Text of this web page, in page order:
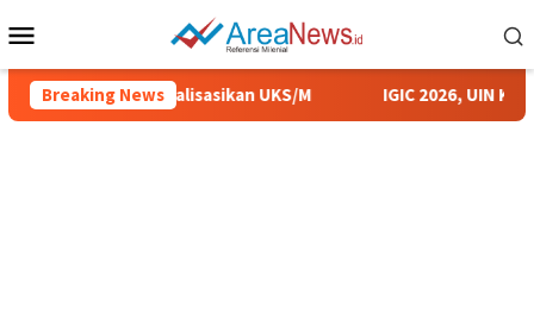
ke
Mobile
Breaking News
Sosialisasikan UKS/M IGIC 2026, UIN KHAS